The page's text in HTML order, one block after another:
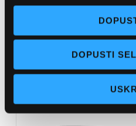
DOPUSTI
DODAJTE U